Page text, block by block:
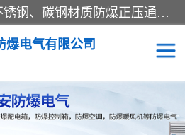
防爆正压分析小屋；不锈钢、碳钢材质防爆正压通风柜，分上下、左右、外挂三种款式；立式、挂式防爆配电柜体；不锈钢、碳钢防爆变频、磁力、星三角启动器；不锈钢、碳钢、铸铝防爆控制箱柜；可操作按键、多块式防爆仪表箱；多材质防爆接线箱；台式防爆电脑、防爆监视器。产品适配石油、化工、煤炭、电力、纺织、酿酒、航天、铁路、冶金、船舶、消防、市政等多行业工况使用。
爆电气有限公司
防爆正压柜